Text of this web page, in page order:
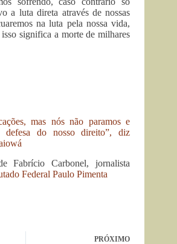
a luta direta através de nossas
na luta pela nossa vida,
significa a morte de milhares
mas nós não paramos e
defesa do nosso direito”, diz
Fabrício Carbonel, jornalista
Federal Paulo Pimenta
PRÓXIMO